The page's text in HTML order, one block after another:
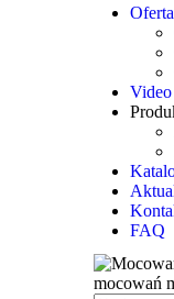
Oferta
Video
FAQ